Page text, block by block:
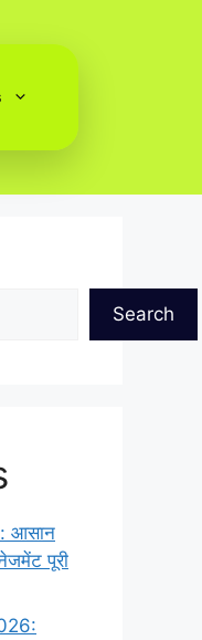
Search
आसान
पूरी